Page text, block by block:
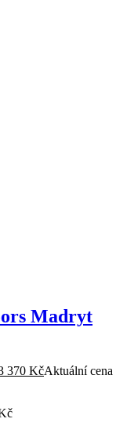
Madryt
370 KčAktuální cena